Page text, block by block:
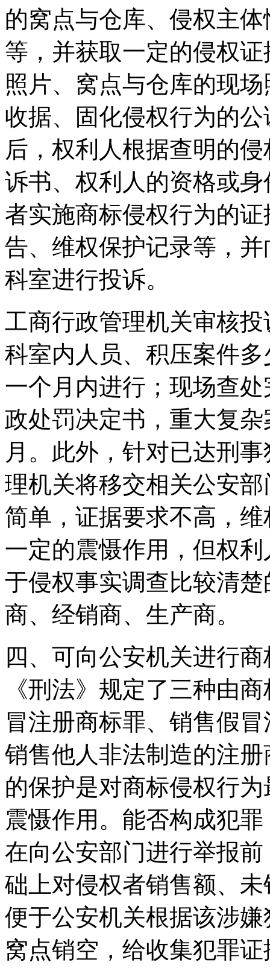
的窝点与仓库、侵权主
等，并获取一定的侵权
照片、窝点与仓库的现
收据、固化侵权行为的
后，权利人根据查明的
诉书、权利人的资格或
者实施商标侵权行为的
告、维权保护记录等，
科室进行投诉。
工商行政管理机关审核
科室内人员、积压案件
一个月内进行；现场查
政处罚决定书，重大复
月。此外，针对已达刑
理机关将移交相关公安
简单，证据要求不高，
一定的震慑作用，但权
于侵权事实调查比较清
商、经销商、生产商。
四、可向公安机关进行
《刑法》规定了三种由
冒注册商标罪、销售假
销售他人非法制造的注
的保护是对商标侵权行
震慑作用。能否构成犯
在向公安部门进行举报
础上对侵权者销售额、
便于公安机关根据该涉
窝点销空，给收集犯罪